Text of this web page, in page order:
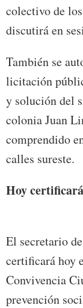
colectivo de
discutirá en
También se
licitación
y solución del
colonia Juan
comprendido
calles sureste.
Hoy
El secretario
certificará hoy
Convivencia
prevención